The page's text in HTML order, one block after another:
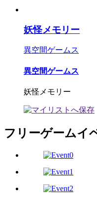
妖怪メモリー
異空間ゲームス
異空間ゲームス
妖怪メモリー
フリーゲームイ